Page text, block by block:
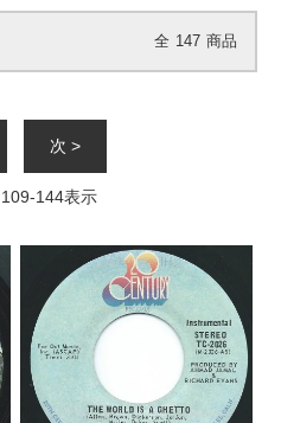
全 147 商品
次 >
109-144表示